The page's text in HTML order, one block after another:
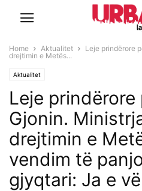
Home Aktualitet
Leje prindërore
drejtimin e Metës...
Aktualitet
Leje prindërore
Gjonin.
drejtimin e
vendim të
gjyqtari: Ja e